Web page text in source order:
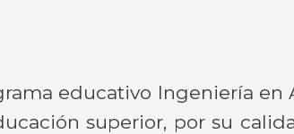
educativo Ingeniería
superior, por su